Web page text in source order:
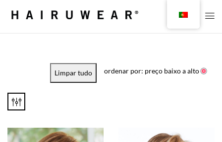
Limpar tudo ordenar por: preço baixo a alto